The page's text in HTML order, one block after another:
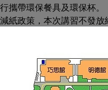
攜帶環保餐具及環保杯。
紙政策，本次講習不發放